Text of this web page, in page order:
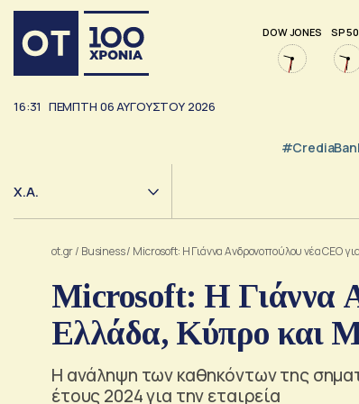
DOW JONES SP
16:31 ΠΕΜΠΤΗ 06ΑΥΓΟΥΣΤΟΥ 2026
Χ.Α.
ot.gr/ Business/ Microsoft: Η Γιάννα Ανδρονοπούλου νέα CEO
Microsoft: Η Γιάννα
Ελλάδα, Κύπρο και
Η ανάληψη των καθηκόντων της
έτους 2024 για την εταιρεία